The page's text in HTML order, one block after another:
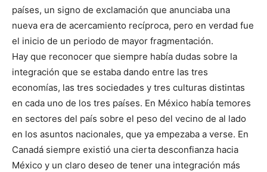
países, un signo de exclamación que anunciaba una
nueva era de acercamiento recíproca, pero en verdad fue
el inicio de un periodo de mayor fragmentación.
Hay que reconocer que siempre había dudas sobre la
integración que se estaba dando entre las tres
economías, las tres sociedades y tres culturas distintas
en cada uno de los tres países. En México había temores
en sectores del país sobre el peso del vecino de al lado
en los asuntos nacionales, que ya empezaba a verse. En
Canadá siempre existió una cierta desconfianza hacia
México y un claro deseo de tener una integración más